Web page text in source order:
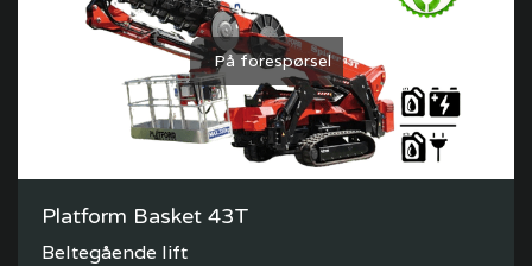
På forespørsel
Platform Basket 43T
Beltegående lift